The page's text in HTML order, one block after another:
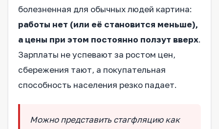
болезненная для обычных людей картина:
работы нет (или её становится меньше),
а цены при этом постоянно ползут вверх.
Зарплаты не успевают за ростом цен,
сбережения тают, а покупательная
способность населения резко падает.
Можно представить стагфляцию как